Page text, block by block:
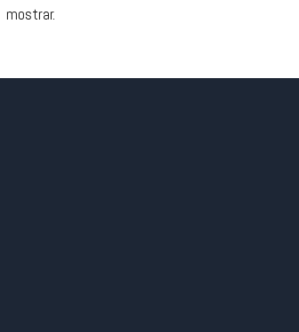
mostrar.